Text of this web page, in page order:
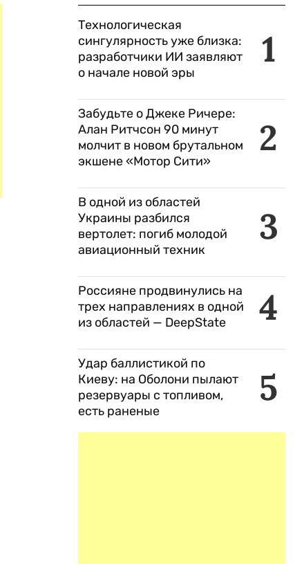
1
Технологическая
сингулярность уже близка:
разработчики ИИ заявляют
о начале новой эры
2
Забудьте о Джеке Ричере:
Алан Ритчсон 90 минут
молчит в новом брутальном
экшене «Мотор Сити»
3
В одной из областей
Украины разбился
вертолет: погиб молодой
авиационный техник
4
Россияне продвинулись на
трех направлениях в одной
из областей — DeepState
5
Удар баллистикой по
Киеву: на Оболони пылают
резервуары с топливом,
есть раненые